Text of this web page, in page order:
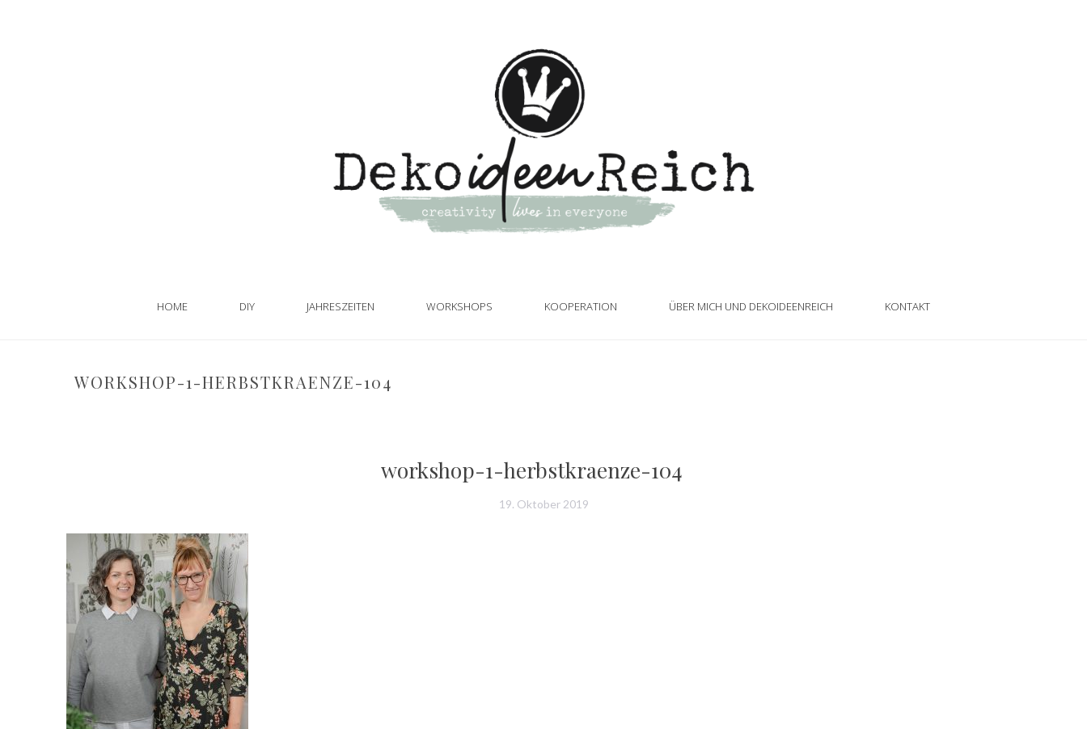
HOME DIY JAHRESZEITEN WORKSHOPS KOOPERATION ÜBER MICH UND DEKOIDEENREICH KONTAKT
WORKSHOP-1-HERBSTKRAENZE-104
workshop-1-herbstkraenze-104
19. Oktober 2019